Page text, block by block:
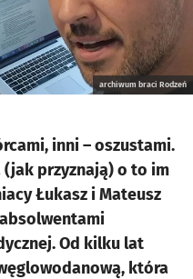
archiwum braci Rodzeń
inni – oszustami.
przyznają) o to im
Łukasz i Mateusz
Od kilku lat
która